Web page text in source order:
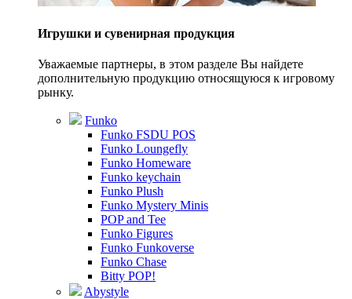
Игрушки и сувенирная продукция
Уважаемые партнеры, в этом разделе Вы найдете
дополнительную продукцию относящуюся к игровому
рынку.
Funko
Funko FSDU POS
Funko Loungefly
Funko Homeware
Funko keychain
Funko Plush
Funko Mystery Minis
POP and Tee
Funko Figures
Funko Funkoverse
Funko Chase
Bitty POP!
Abystyle